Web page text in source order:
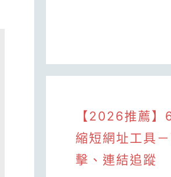
【2026推薦】
縮短網址工具
擊、連結追蹤